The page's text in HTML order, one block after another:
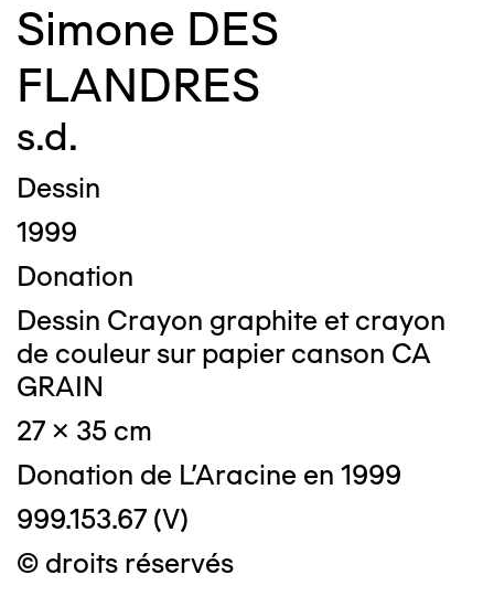
Simone DES
FLANDRES
s.d.
Dessin
1999
Donation
Dessin Crayon graphite et crayon
de couleur sur papier canson CA
GRAIN
27 x 35 cm
Donation de L'Aracine en 1999
999.153.67 (V)
© droits réservés